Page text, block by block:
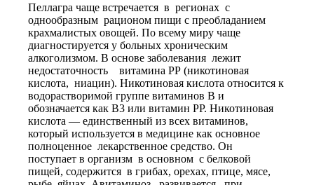
Пеллагра чаще встречается в регионах с
однообразным рационом пищи с преобладанием
крахмалистых овощей. По всему миру чаще
диагностируется у больных хроническим
алкоголизмом. В основе заболевания лежит
недостаточность витамина РР (никотиновая
кислота, ниацин). Никотиновая кислота относится к
водорастворимой группе витаминов В и
обозначается как В3 или витамин РР. Никотиновая
кислота — единственный из всех витаминов,
который используется в медицине как основное
полноценное лекарственное средство. Он
поступает в организм в основном с белковой
пищей, содержится в грибах, орехах, птице, мясе,